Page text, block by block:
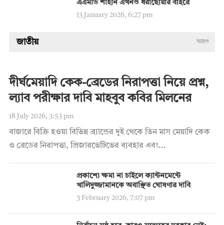
এএমডি শাহীন এখনও ধরাছোঁয়ার বাইরে
13 January 2026, 6:27 pm
জাতীয় আরও
দীর্ঘমেয়াদি কেক-ব্রেডের নিরাপত্তা নিয়ে প্রশ্ন,
ল্যাব পরীক্ষার দাবি মাহবুব কবির মিলনের
18 July 2026, 3:53 pm
বাজারে বিক্রি হওয়া বিভিন্ন ব্র্যান্ডের দুই থেকে তিন মাস মেয়াদি কেক
ও ব্রেডের নিরাপত্তা, প্রিজারভেটিভের ব্যবহার এবং...
প্রকাশ্যে ক্ষমা না চাইলে ক্যান্টনমেন্টে
খালিদুজ্জামানকে অবাঞ্ছিত ঘোষণার দাবি
3 February 2026, 7:07 pm